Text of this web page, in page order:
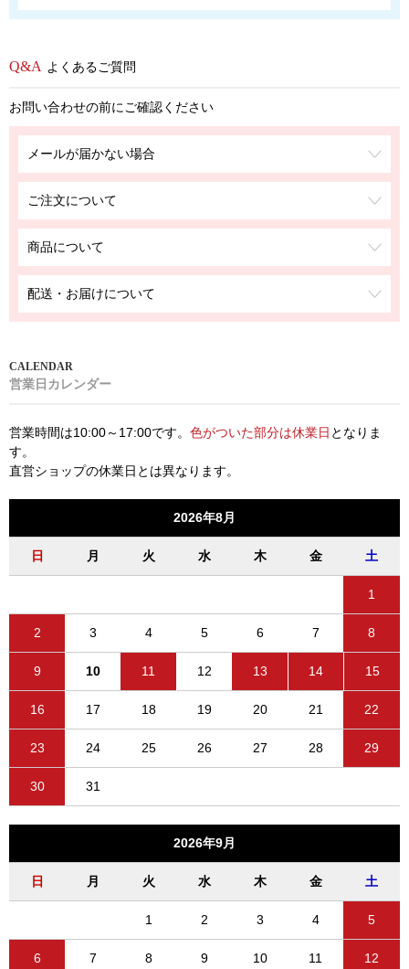
よくあるご質問
お問い合わせの前にご確認ください
メールが届かない場合
ご注文について
商品について
配送・お届けについて
営業日カレンダー
営業時間は10:00～17:00です。 色がついた部分は休業日 となりま
す。
直営ショップの休業日とは異なります。
2026年8月
日 月 火 水 木 金 土
1
2 3 4 5 6 7 8
9 10 11 12 13 14 15
16 17 18 19 20 21 22
23 24 25 26 27 28 29
30 31
2026年9月
日 月 火 水 木 金 土
1 2 3 4 5
6 7 8 9 10 11 12